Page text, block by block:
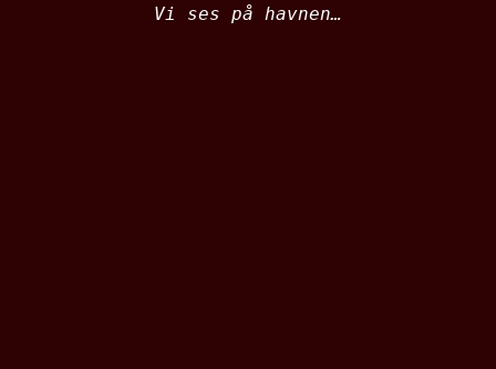
Vi ses på havnen…